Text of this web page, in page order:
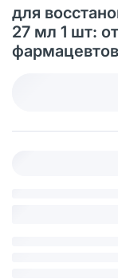
для
27 мл 1 шт:
фармацевтов